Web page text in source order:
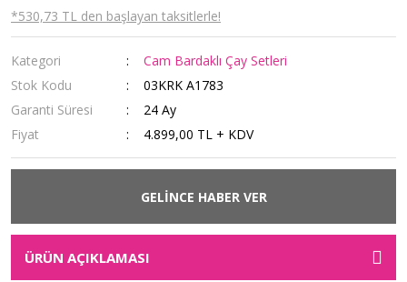
*530,73 TL den başlayan taksitlerle!
Kategori
Cam Bardaklı Çay Setleri
Stok Kodu
03KRK A1783
Garanti Süresi
24 Ay
Fiyat
4.899,00 TL + KDV
GELİNCE HABER VER
ÜRÜN AÇIKLAMASI